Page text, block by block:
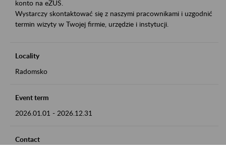
konto na eZUS.
Wystarczy skontaktować się z naszymi pracownikami i uzgodnić
termin wizyty w Twojej firmie, urzędzie i instytucji.
Locality
Radomsko
Event term
2026.01.01 - 2026.12.31
Contact